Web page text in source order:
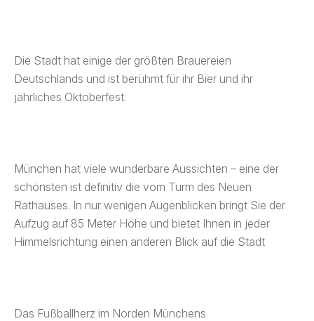
Die Stadt hat einige der größten Brauereien
Deutschlands und ist berühmt für ihr Bier und ihr
jährliches Oktoberfest.
München hat viele wunderbare Aussichten – eine der
schönsten ist definitiv die vom Turm des Neuen
Rathauses. In nur wenigen Augenblicken bringt Sie der
Aufzug auf 85 Meter Höhe und bietet Ihnen in jeder
Himmelsrichtung einen anderen Blick auf die Stadt
Das Fußballherz im Norden Münchens